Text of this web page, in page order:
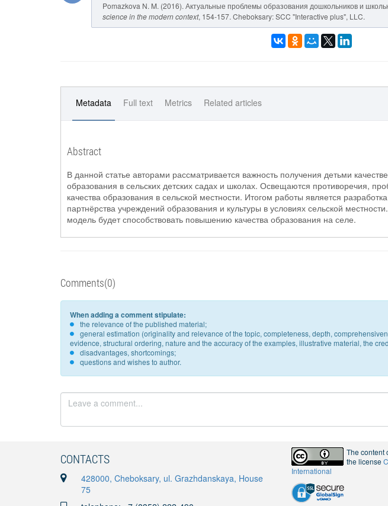
Pomazkova N. M. (2016). Актуальные проблемы образования дошкольников и
science in the modern context, 154-157. Cheboksary: SCC "Interactive plus", LLC.
Metadata Full text Metrics Related articles
Abstract
В данной статье авторами рассматривается важность получения детьми
образования в сельских детских садах и школах. Освещаются противоречия,
качества образования в сельской местности. Итогом работы является
партнёрства учреждений образования и культуры в условиях сельской
модель будет способствовать повышению качества образования на селе.
Comments(0)
When adding a comment stipulate:
the relevance of the published material;
general estimation (originality and relevance of the topic, completeness, depth,
evidence, structural ordering, nature and the accuracy of the examples, illustrative material, the
disadvantages, shortcomings;
questions and wishes to author.
CONTACTS
428000, Cheboksary, ul. Grazhdanskaya, House
75
The content
the license
International